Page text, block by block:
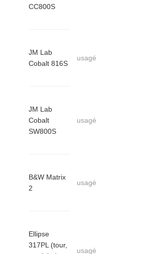
CC800S
JM Lab
Cobalt 816S
usagé
JM Lab
Cobalt
SW800S
usagé
B&W Matrix
2
usagé
Ellipse
317PL (tour,
usagé